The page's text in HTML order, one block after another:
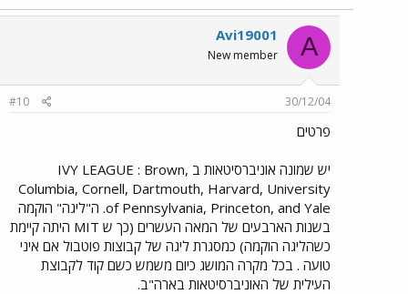
A
Avi19001
New member
30/12/04
#10
פרטים
יש שמונה אוניברסיטאות ב IVY LEAGUE : Brown,
Columbia, Cornell, Dartmouth, Harvard, University
of Pennsylvania, Princeton, and Yale. ה"ליגה" הוקמה
בשנות הארבעים של המאה העשרים (כך ש MIT היתה קיימת
כשהליגה הוקמה) כמסגרת ליגה של קבוצות פוטבול אם איני
טועה . בכל מקרה המושג כיום משמש כשם קוד לקבוצת
העילית של האוניברסיטאות בארה"ב.